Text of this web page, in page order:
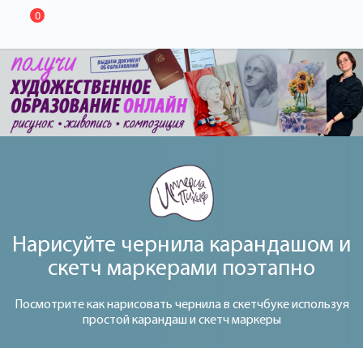
0
Нарисуйте чернила карандашом и
скетч маркерами поэтапно
Посмотрите как нарисовать чернила в скетчбуке используя
простой карандаш и скетч маркеры